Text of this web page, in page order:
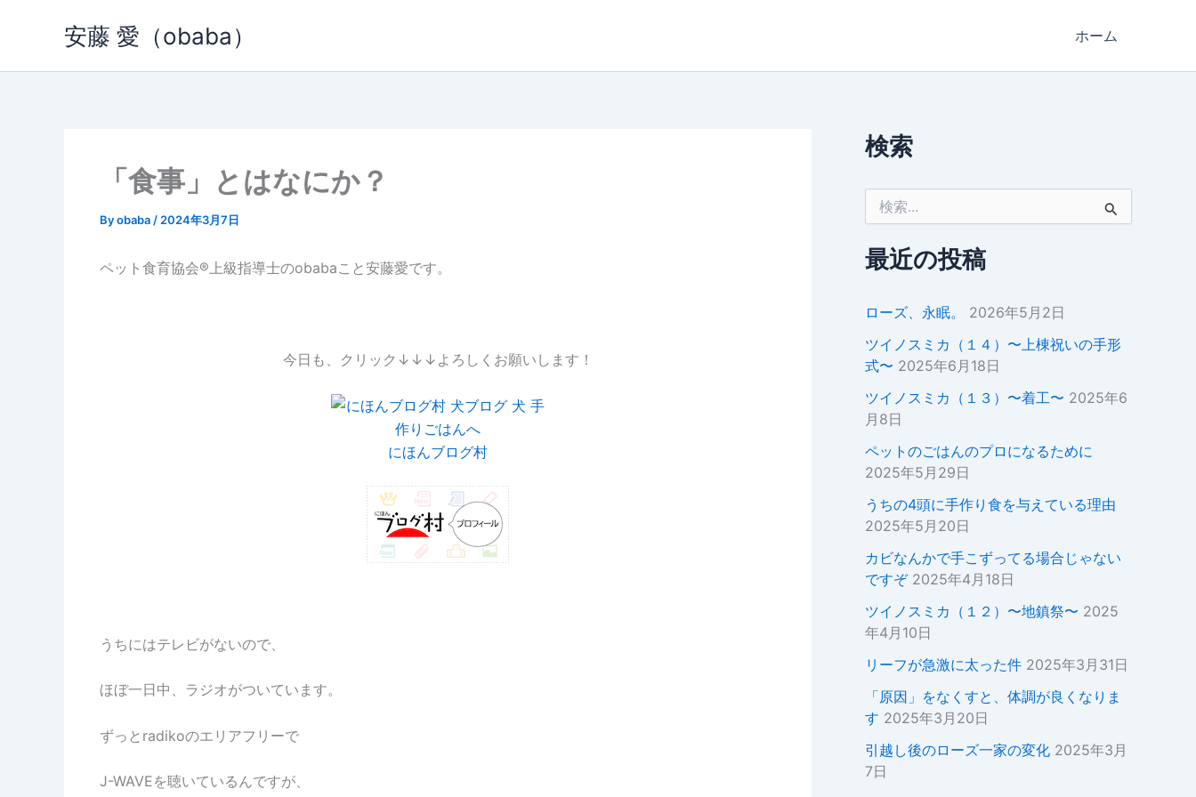
安藤 愛（obaba） ホーム
「食事」とはなにか？
Byobaba / 2024年3月7日
ペット食育協会®︎上級指導士のobabaこと安藤愛です。
今日も、クリック↓↓↓よろしくお願いします！
にほんブログ村
うちにはテレビがないので、
ほぼ一日中、ラジオがついています。
ずっとradikoのエリアフリーで
J-WAVEを聴いているんですが、
検索
象
:最近の投稿
ローズ、永眠。
2026年5月2日
ツイノスミカ（１４）〜上棟祝いの手形
式〜 2025年6月18日
ツイノスミカ（１３）〜着工〜 2025年6
月8日
ペットのごはんのプロになるために
2025年5月29日
うちの4頭に手作り食を与えている理由
2025年5月20日
カビなんかで手こずってる場合じゃない
ですぞ 2025年4月18日
ツイノスミカ（１２）〜地鎮祭〜 2025
年4月10日
リーフが急激に太った件 2025年3月31日
「原因」をなくすと、体調が良くなりま
す 2025年3月20日
引越し後のローズ一家の変化 2025年3月
7日